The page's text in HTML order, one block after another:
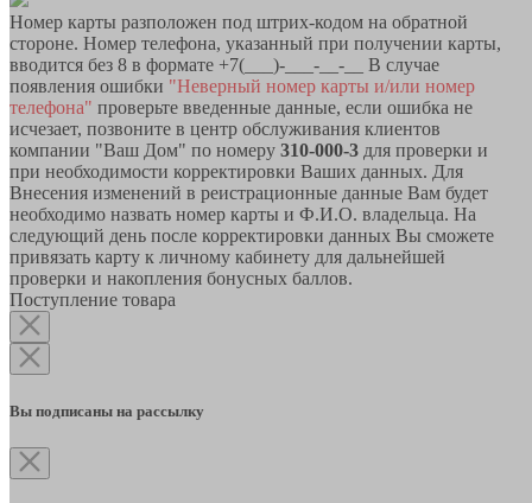
Номер карты разположен под штрих-кодом на обратной
стороне. Номер телефона, указанный при получении карты,
вводится без 8 в формате +7(___)-___-__-__ В случае
появления ошибки "Неверный номер карты и/или номер
телефона" проверьте введенные данные, если ошибка не
исчезает, позвоните в центр обслуживания клиентов
компании "Ваш Дом" по номеру 310-000-3 для проверки и
при необходимости корректировки Ваших данных. Для
Внесения изменений в реистрационные данные Вам будет
необходимо назвать номер карты и Ф.И.О. владельца. На
следующий день после корректировки данных Вы сможете
привязать карту к личному кабинету для дальнейшей
проверки и накопления бонусных баллов.
Поступление товара
Вы подписаны на рассылку